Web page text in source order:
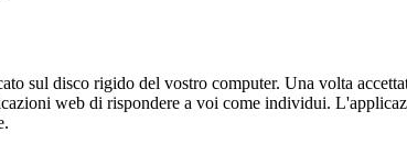
sul disco rigido del vostro computer. Una volta
web di rispondere a voi come individui.